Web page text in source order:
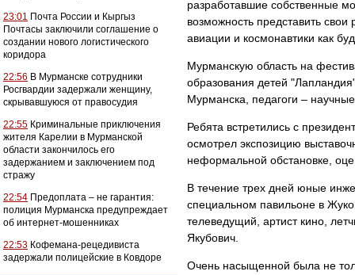
23:01 Почта России и Кыргыз
Почтасы заключили соглашение о
создании нового логистического
коридора
22:56 В Мурманске сотрудники
Росгвардии задержали женщину,
скрывавшуюся от правосудия
22:55 Криминальные приключения
жителя Карелии в Мурманской
области закончилось его
задержанием и заключением под
стражу
22:54 Предоплата – не гарантия:
полиция Мурманска предупреждает
об интернет-мошенниках
22:53 Кофемана-рецедивиста
задержали полицейские в Ковдоре
разработавшие собственные
возможность представить
авиации и космонавтики как
Мурманскую область на
образования детей
Мурманска, педагоги –
Ребята встретились с
осмотрел экспозицию
неформальной обстановке,
В течение трех дней юные
специальном павильоне в
телеведущий, артист кино,
Якубович.
Очень насыщенной была не